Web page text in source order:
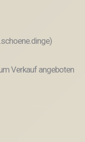
Verkauf angeboten